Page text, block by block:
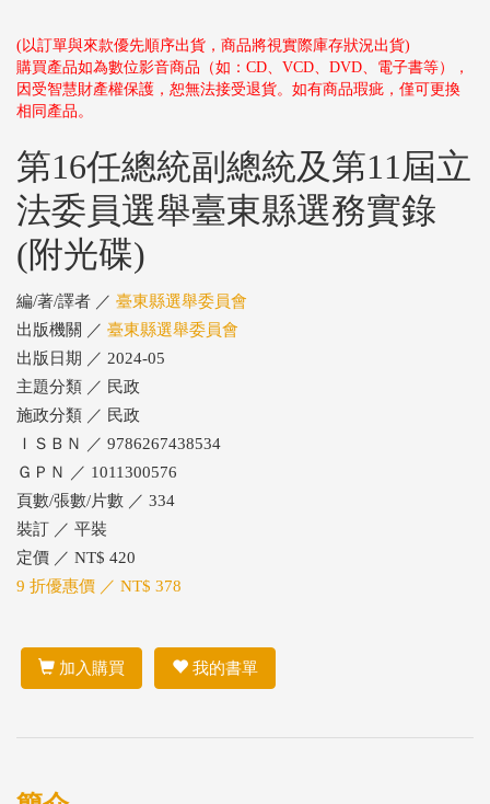
(以訂單與來款優先順序出貨，商品將視實際庫存狀況出貨)
購買產品如為數位影音商品（如：CD、VCD、DVD、電子書等），
因受智慧財產權保護，恕無法接受退貨。如有商品瑕疵，僅可更換
相同產品。
第16任總統副總統及第11屆立
法委員選舉臺東縣選務實錄
(附光碟)
編/著/譯者 ／ 臺東縣選舉委員會
出版機關 ／ 臺東縣選舉委員會
出版日期 ／ 2024-05
主題分類 ／ 民政
施政分類 ／ 民政
ＩＳＢＮ ／ 9786267438534
ＧＰＮ ／ 1011300576
頁數/張數/片數 ／ 334
裝訂 ／ 平裝
定價 ／ NT$ 420
9 折優惠價 ／ NT$ 378
加入購買 我的書單